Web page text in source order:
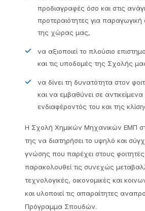
προδιαγραφές όσο και στις
προτεραιότητες για
της χώρας μας,
να αξιοποιεί το πλούσιο
και τις υποδομές της Σχολής
να δίνει τη δυνατότητα στον
και να εμβαθύνει σε αντικείμενα
ενδιαφέροντός του και της
Η Σχολή Χημικών Μηχανικών ΕΜΠ
της να διατηρήσει το υψηλό και
γνώσης που παρέχει στους
παρακολουθεί τις συνεχώς
τεχνολογικές, οικονομικές και
και υλοποιεί τις απαραίτητες
Πρόγραμμα Σπουδών.